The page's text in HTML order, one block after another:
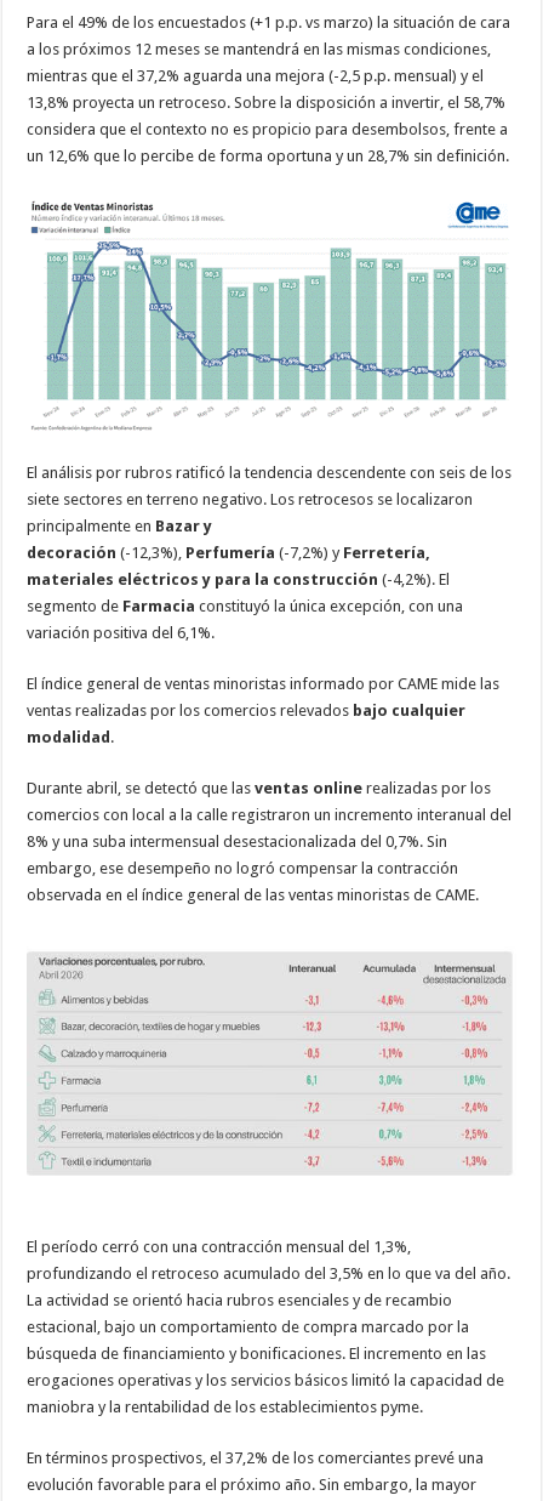
Para el 49% de los encuestados (+1 p.p. vs marzo) la situación de cara
a los próximos 12 meses se mantendrá en las mismas condiciones,
mientras que el 37,2% aguarda una mejora (-2,5 p.p. mensual) y el
13,8% proyecta un retroceso. Sobre la disposición a invertir, el 58,7%
considera que el contexto no es propicio para desembolsos, frente a
un 12,6% que lo percibe de forma oportuna y un 28,7% sin definición.
El análisis por rubros ratificó la tendencia descendente con seis de los
siete sectores en terreno negativo. Los retrocesos se localizaron
principalmente en Bazar y
decoración (-12,3%), Perfumería (-7,2%) y Ferretería,
materiales eléctricos y para la construcción (-4,2%). El
segmento de Farmacia constituyó la única excepción, con una
variación positiva del 6,1%.
El índice general de ventas minoristas informado por CAME mide las
ventas realizadas por los comercios relevados bajo cualquier
modalidad .
Durante abril, se detectó que lasventas online realizadas por los
comercios con local a la calle registraron un incremento interanual del
8% y una suba intermensual desestacionalizada del 0,7%. Sin
embargo, ese desempeño no logró compensar la contracción
observada en el índice general de las ventas minoristas de CAME.
El período cerró con una contracción mensual del 1,3%,
profundizando el retroceso acumulado del 3,5% en lo que va del año.
La actividad se orientó hacia rubros esenciales y de recambio
estacional, bajo un comportamiento de compra marcado por la
búsqueda de financiamiento y bonificaciones. El incremento en las
erogaciones operativas y los servicios básicos limitó la capacidad de
maniobra y la rentabilidad de los establecimientos pyme.
En términos prospectivos, el 37,2% de los comerciantes prevé una
evolución favorable para el próximo año. Sin embargo, la mayor